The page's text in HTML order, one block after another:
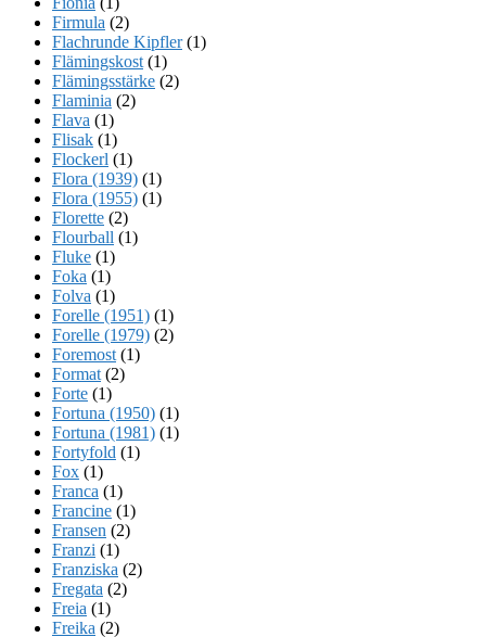
Firmula (2)
Flachrunde Kipfler(1)
Flämingskost (1)
Flämingsstärke (2)
Flaminia (2)
Flava (1)
Flisak (1)
Flockerl (1)
Flora (1939) (1)
Flora (1955) (1)
Florette (2)
Flourball (1)
Fluke (1)
Foka (1)
Folva (1)
Forelle (1951) (1)
Forelle (1979) (2)
Foremost (1)
Format (2)
Forte (1)
Fortuna (1950) (1)
Fortuna (1981) (1)
Fortyfold (1)
Fox (1)
Franca (1)
Francine (1)
Fransen (2)
Franzi (1)
Franziska (2)
Fregata (2)
Freia (1)
Freika (2)